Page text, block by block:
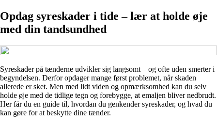
Opdag syreskader i tide – lær at holde øje
med din tandsundhed
Syreskader på tænderne udvikler sig langsomt – og ofte uden smerter i
begyndelsen. Derfor opdager mange først problemet, når skaden
allerede er sket. Men med lidt viden og opmærksomhed kan du selv
holde øje med de tidlige tegn og forebygge, at emaljen bliver nedbrudt.
Her får du en guide til, hvordan du genkender syreskader, og hvad du
kan gøre for at beskytte dine tænder.